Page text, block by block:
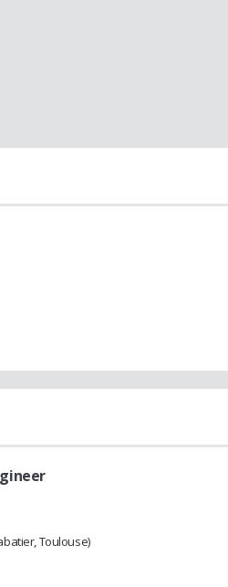
Toulouse)